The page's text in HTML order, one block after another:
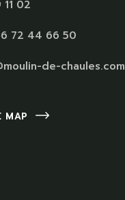
02
72 44 66 50
de-chaules.com
MAP